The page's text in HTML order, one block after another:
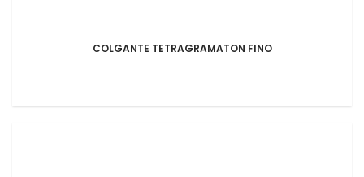
COLGANTE TETRAGRAMATON FINO